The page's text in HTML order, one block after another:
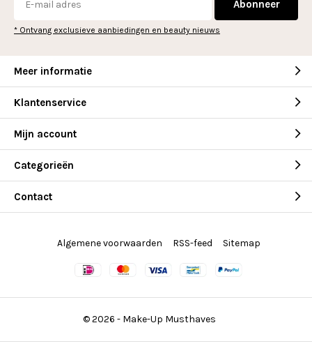
Abonneer
* Ontvang exclusieve aanbiedingen en beauty nieuws
Meer informatie
Klantenservice
Mijn account
Categorieën
Contact
© 2026 - Make-Up Musthaves
Algemene voorwaarden RSS-feed Sitemap